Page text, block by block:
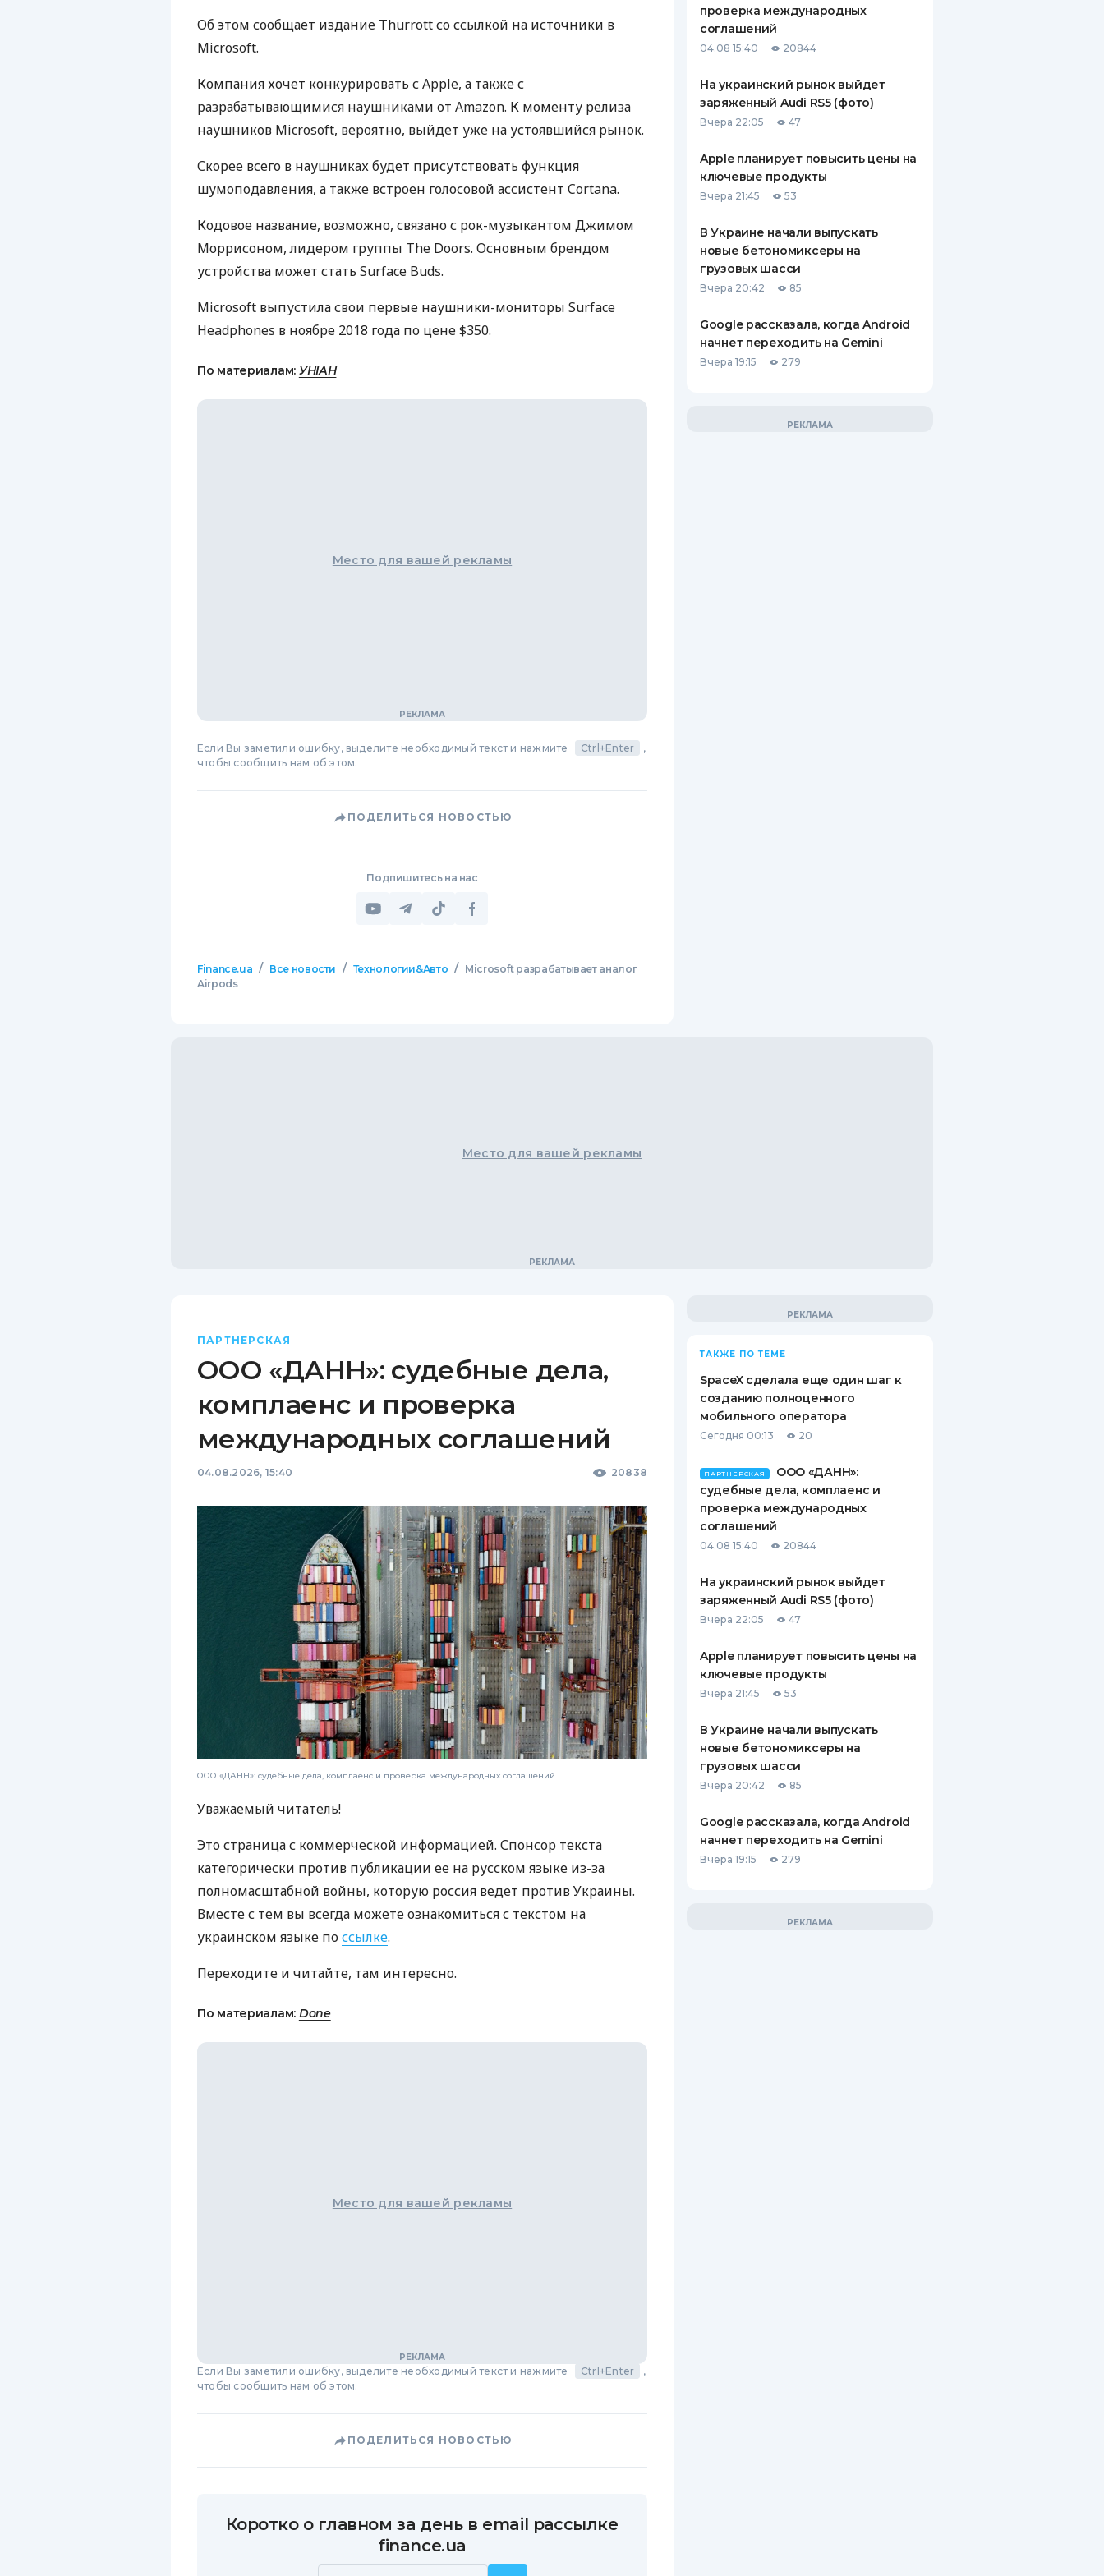
ЕЖЕМЕСЯЧНЫЙ ОБЗОР
ПУТЕВОДИТЕЛИ ПО
СТРАХОВЫЕ КОМПАНИИ
КОМПАНИЯХ
Об этом сообщает издание Thurrott со ссылкой на источники в
Microsoft.
Компания хочет конкурировать с Apple, а также с
разрабатывающимися наушниками от Amazon. К моменту релиза
наушников Microsoft, вероятно, выйдет уже на устоявшийся рынок.
Скорее всего в наушниках будет присутствовать функция
шумоподавления, а также встроен голосовой ассистент Cortana.
Кодовое название, возможно, связано с рок-музыкантом Джимом
Моррисоном, лидером группы The Doors. Основным брендом
устройства может стать Surface Buds.
Microsoft выпустила свои первые наушники-мониторы Surface
Headphones в ноябре 2018 года по цене $350.
По материалам: УНІАН
Место для вашей рекламы
Если Вы заметили ошибку, выделите необходимый текст и нажмите Ctrl+Enter
,
чтобы сообщить нам об этом.
ПОДЕЛИТЬСЯ НОВОСТЬЮ
Подпишитесь на нас
Finance.ua / Все новости / Технологии&Авто /
Microsoft разрабатывает аналог
Airpods
проверка международных
соглашений
04.08 15:40 20844
На украинский рынок выйдет
заряженный Audi RS5 (фото)
Вчера 22:05 47
Apple планирует повысить цены на
ключевые продукты
Вчера 21:45 53
В Украине начали выпускать
новые бетономиксеры на
грузовых шасси
Вчера 20:42 85
Google рассказала, когда Android
начнет переходить на Gemini
Вчера 19:15 279
Место для вашей рекламы
ПАРТНЕРСКАЯ
ООО «ДАНН»: судебные дела,
комплаенс и проверка
международных соглашений
04.08.2026, 15:40 20838
ООО «ДАНН»: судебные дела, комплаенс и проверка международных соглашений
Уважаемый читатель!
Это страница с коммерческой информацией. Спонсор текста
категорически против публикации ее на русском языке из-за
полномасштабной войны, которую россия ведет против Украины.
Вместе с тем вы всегда можете ознакомиться с текстом на
украинском языке поссылке.
Переходите и читайте, там интересно.
По материалам: Done
Место для вашей рекламы
Если Вы заметили ошибку, выделите необходимый текст и нажмите Ctrl+Enter
,
чтобы сообщить нам об этом.
ПОДЕЛИТЬСЯ НОВОСТЬЮ
Коротко о главном за день в email рассылке
finance.ua
ТАКЖЕ ПО ТЕМЕ
SpaceX сделала еще один шаг к
созданию полноценного
мобильного оператора
Сегодня 00:13 20
ПАРТНЕРСКАЯ
ООО «ДАНН»:
судебные дела, комплаенс и
проверка международных
соглашений
04.08 15:40 20844
На украинский рынок выйдет
заряженный Audi RS5 (фото)
Вчера 22:05 47
Apple планирует повысить цены на
ключевые продукты
Вчера 21:45 53
В Украине начали выпускать
новые бетономиксеры на
грузовых шасси
Вчера 20:42 85
Google рассказала, когда Android
начнет переходить на Gemini
Вчера 19:15 279